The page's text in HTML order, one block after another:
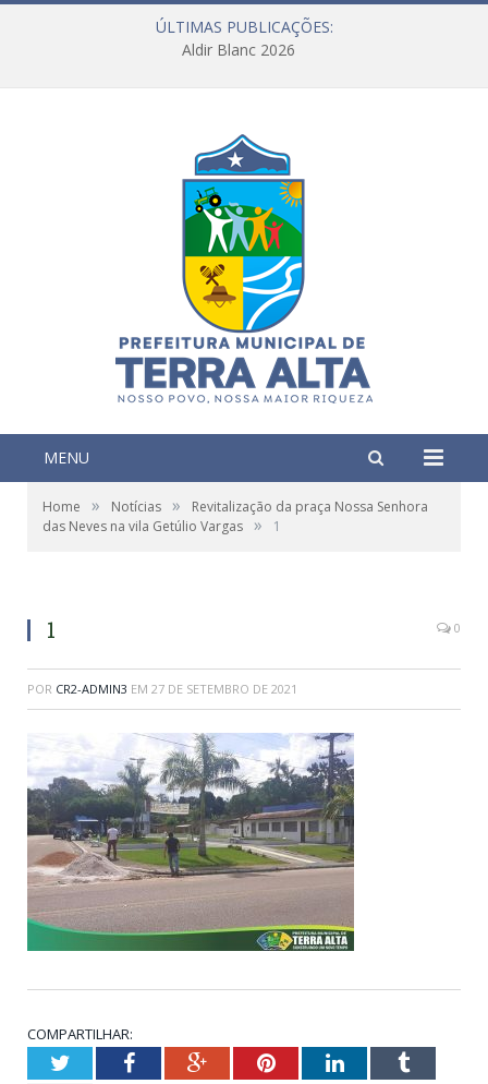
ÚLTIMAS PUBLICAÇÕES:
Aldir Blanc 2026
MENU
Home » Notícias »
Revitalização da praça Nossa Senhora
das Neves na vila Getúlio Vargas » 1
1 0
POR CR2-ADMIN3 EM 27 DE SETEMBRO DE 2021
COMPARTILHAR:
TwitterFacebookGoogle+PinterestLinkedInTumblr